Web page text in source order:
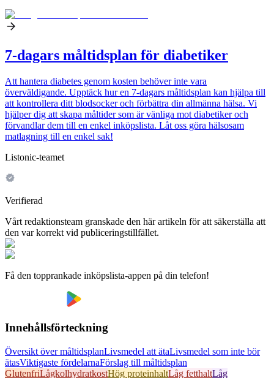
7-dagars måltidsplan för diabetiker
Att hantera diabetes genom kosten behöver inte vara
överväldigande. Upptäck hur en 7-dagars måltidsplan kan hjälpa till
att kontrollera ditt blodsocker och förbättra din allmänna hälsa. Vi
hjälper dig att skapa måltider som är vänliga mot diabetiker och
förvandlar dem till en enkel inköpslista. Låt oss göra hälsosam
matlagning till en enkel sak!
Listonic-teamet
Verifierad
Vårt redaktionsteam granskade den här artikeln för att säkerställa att
den var korrekt vid publiceringstillfället.
Få den topprankade inköpslista-appen på din telefon!
Innehållsförteckning
Översikt över måltidsplanLivsmedel att ätaLivsmedel som inte bör
ätasViktigaste fördelarnaFörslag till måltidsplan
GlutenfriLågkolhydratkostHög proteinhaltLåg fetthaltLåg